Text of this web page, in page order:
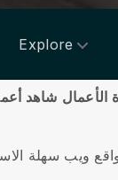
Explore
الأعمال شاهد